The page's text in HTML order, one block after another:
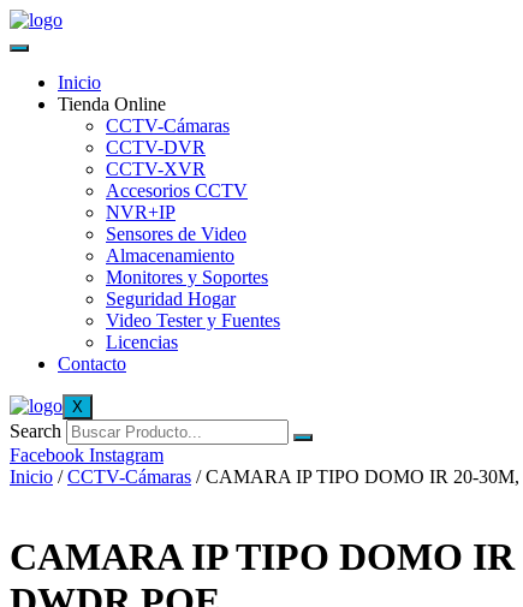
Inicio
Tienda Online
CCTV-Cámaras
CCTV-DVR
CCTV-XVR
Accesorios CCTV
NVR+IP
Sensores de Video
Almacenamiento
Monitores y Soportes
Seguridad Hogar
Video Tester y Fuentes
Licencias
Contacto
X
Search
Facebook Instagram
Inicio /CCTV-Cámaras / CAMARA IP TIPO DOMO IR 20-
CAMARA IP TIPO DOMO IR